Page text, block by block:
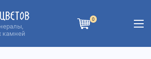
камней
0